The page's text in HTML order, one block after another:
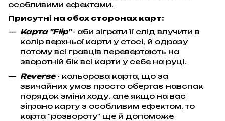
особливими ефектами.
Присутні на обох сторонах карт:
Карта "Flip" - аби зіграти її слід влучити в
колір верхньої карти у стосі, й одразу
потому всі гравців перевертають на
зворотній бік всі карти у себе на руці.
Reverse- кольорова карта, що за
звичайних умов просто обертає навспак
порядок зміни ходу, але якщо на вас
зіграно карту з особливим ефектом, то
карта "розвороту" ще й допоможе